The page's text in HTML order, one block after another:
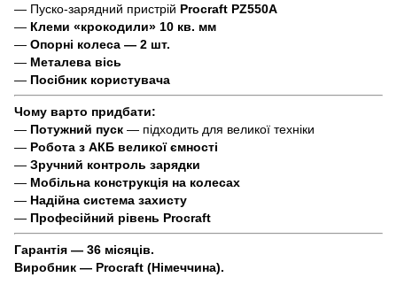
— Пуско-зарядний пристрій Procraft PZ550A
— Клеми «крокодили» 10 кв. мм
— Опорні колеса — 2 шт.
— Металева вісь
— Посібник користувача
Чому варто придбати:
— Потужний пуск — підходить для великої техніки
— Робота з АКБ великої ємності
— Зручний контроль зарядки
— Мобільна конструкція на колесах
— Надійна система захисту
— Професійний рівень Procraft
Гарантія — 36 місяців.
Виробник — Procraft (Німеччина).